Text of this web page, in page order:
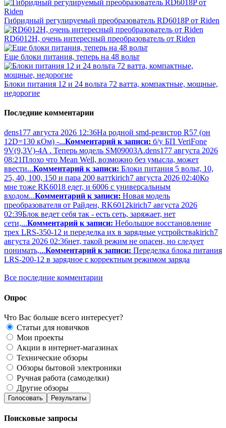
Гибридный регулируемый преобразователь RD6018P от Riden
RD6012H, очень интересный преобразователь от Riden
Еще блоки питания, теперь на 48 вольт
Блоки питания 12 и 24 вольта 72 ватта, компактные, мощные,
недорогие
Последние комментарии
dens177 августа 2026 12:36На родной smd-резистор R57 (он
12D=130 кОм) -...Комментарий к записи: б/у БП VeriFone
9V(9,3V)-4A . Теперь модель SM09003A.dens177 августа 2026
08:21Плохо что Mean Well, возможно без умысла, может
ввести...Комментарий к записи: Блоки питания 5 вольт, 10,
25, 40, 100, 150 и пара 200 ваттkirich7 августа 2026 02:40Ко
мне тоже RK6018 едет, и 6006 с универсальным
входом...Комментарий к записи: Новая модель
преобразователя от Райден, RK6012kirich7 августа 2026
02:39Блок ведет себя так - есть сеть, заряжает, нет
сети,...Комментарий к записи: Небольшое восстановление
трех LRS-350-12 и переделка их в зарядные устройстваkirich7
августа 2026 02:36нет, такой режим не опасен, но следует
понимать,...Комментарий к записи: Переделка блока питания
LRS-200-12 в зарядное с корректным режимом заряда
Все последние комментарии
Опрос
Что Вас больше всего интересует?
Статьи для новичков
Мои проекты
Акции в интернет-магазинах
Технические обзоры
Обзоры бытовой электроники
Ручная работа (самоделки)
Другие обзоры
Голосовать Результаты
Поисковые запросы